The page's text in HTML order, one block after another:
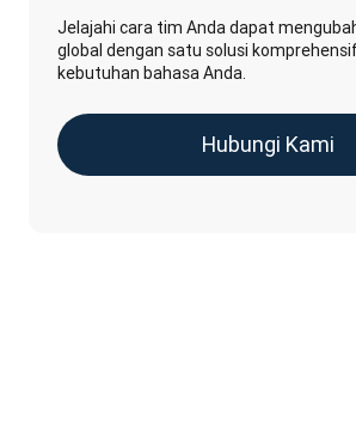
Jelajahi cara tim Anda dapat
global dengan satu solusi
kebutuhan bahasa Anda.
Hubungi Kami